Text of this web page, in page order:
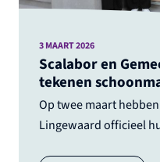
Scalabor en
tekenen
Op twee maart
Lingewaard officieel
3 MAART 2026